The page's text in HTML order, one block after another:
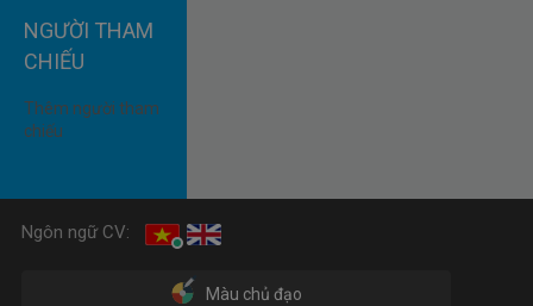
NGƯỜI THAM
CHIẾU
Ngôn ngữ CV:
Màu chủ đạo